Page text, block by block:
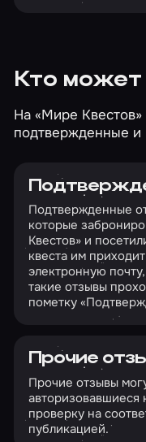
Кто может
На «Мире Квестов»
подтвержденные и
Подтвержденные
которые
Квестов» и
квеста им
электронную
такие отзывы
пометку
Прочие
Прочие отзывы
авторизовавшиеся
проверку на
публикацией.